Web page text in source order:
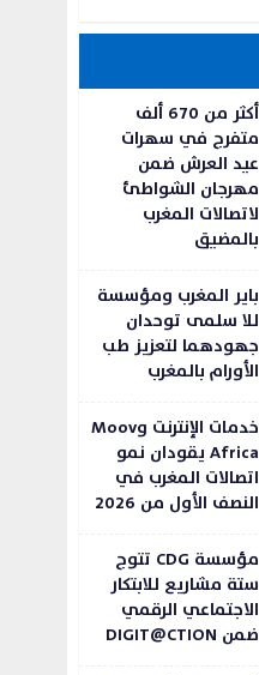
أكثر من 670 ألف
متفرج في سهرات
عيد العرش ضمن
مهرجان الشواطئ
لاتصالات المغرب
بالمضيق
باير المغرب ومؤسسة
للا سلمى توحدان
جهودهما لتعزيز طب
الأورام بالمغرب
خدمات الإنترنت وMoov
Africa يقودان نمو
اتصالات المغرب في
النصف الأول من 2026
مؤسسة CDG تتوج
ستة مشاريع للابتكار
الاجتماعي الرقمي
ضمن DIGIT@CTION